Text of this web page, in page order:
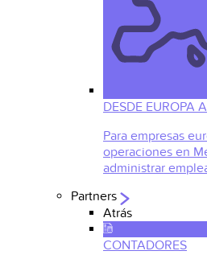
DESDE EUROPA
Para empresas
operaciones en
administrar
Partners
Atrás
CONTADORES